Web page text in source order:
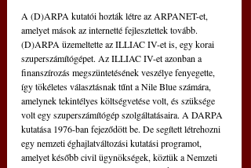
A (D)ARPA kutatói hozták létre az ARPANET-et,
amelyet mások az internetté fejlesztettek tovább.
(D)ARPA üzemeltette az ILLIAC IV-et is, egy korai
szuperszámítógépet. Az ILLIAC IV-et azonban a
finanszírozás megszüntetésének veszélye fenyegette,
így tökéletes választásnak tűnt a Nile Blue számára,
amelynek tekintélyes költségvetése volt, és szüksége
volt egy szuperszámítógép szolgáltatásaira. A DARPA
kutatása 1976-ban fejeződött be. De segített létrehozni
egy nemzeti éghajlatváltozási kutatási programot,
amelyet később civil ügynökségek, köztük a Nemzeti